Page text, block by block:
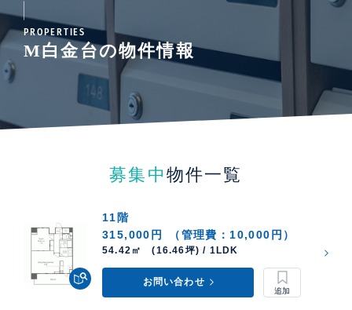
PROPERTIES
M白金台の物件情報
募集中 物件一覧
11階
315,000円
（管理費：10,000円）
54.42㎡ (16.46坪) / 1LDK
お問い合わせ